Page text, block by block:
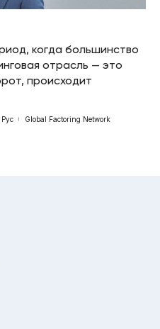
когда большинство
отрасль — это
происходит
Global Factoring Network